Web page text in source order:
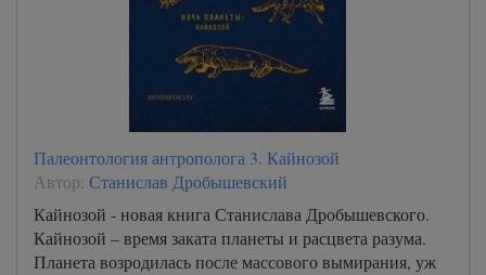
Палеонтология антрополога 3. Кайнозой
Автор: Станислав Дробышевский
Кайнозой - новая книга Станислава Дробышевского.
Кайнозой – время заката планеты и расцвета разума.
Планета возродилась после массового вымирания, уж